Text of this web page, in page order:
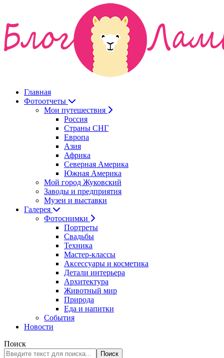
Главная
Фотоотчеты
Мои путешествия
Россия
Страны СНГ
Европа
Азия
Африка
Северная Америка
Южная Америка
Мой город Жуковский
Заводы и предприятия
Музеи и выставки
Галерея
Фотоснимки
Портреты
Свадьбы
Техника
Мастер-классы
Аксессуары и косметика
Детали интерьера
Архитектура
Животный мир
Природа
Еда и напитки
События
Новости
Поиск
Поиск